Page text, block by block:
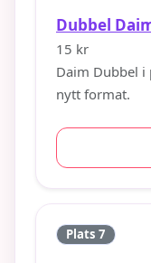
Dubbel
15 kr
Daim Dubbel i
nytt format.
Plats 7